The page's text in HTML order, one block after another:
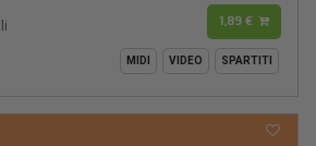
1,89 €
MIDI VIDEO SPARTITI